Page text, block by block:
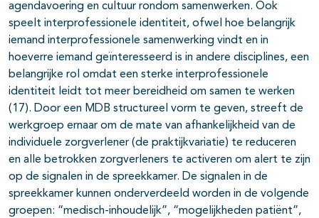
agendavoering en cultuur rondom samenwerken. Ook
speelt interprofessionele identiteit, ofwel hoe belangrijk
iemand interprofessionele samenwerking vindt en in
hoeverre iemand geïnteresseerd is in andere disciplines, een
belangrijke rol omdat een sterke interprofessionele
identiteit leidt tot meer bereidheid om samen te werken
(17). Door een MDB structureel vorm te geven, streeft de
werkgroep ernaar om de mate van afhankelijkheid van de
individuele zorgverlener (de praktijkvariatie) te reduceren
en alle betrokken zorgverleners te activeren om alert te zijn
op de signalen in de spreekkamer. De signalen in de
spreekkamer kunnen onderverdeeld worden in de volgende
groepen: “medisch-inhoudelijk”, “mogelijkheden patiënt”,